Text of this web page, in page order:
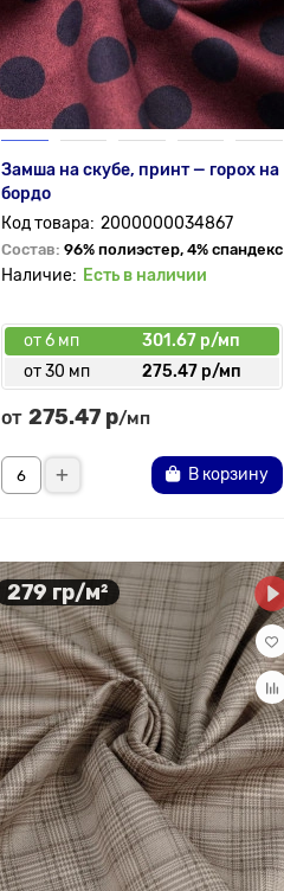
Замша на скубе, принт — горох на
бордо
2000000034867
Состав: 96% полиэстер, 4% спандекс
Есть в наличии
от 6 мп
301.67 р/мп
от 30 мп
275.47 р/мп
от 275.47 р/мп
В корзину
279 гр/м²